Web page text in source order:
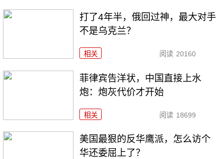
打了4年半，俄回过神，最大对手
不是乌克兰？
相关 阅读 20160
菲律宾告洋状，中国直接上水
炮：炮灰代价才开始
相关 阅读 18699
美国最狠的反华鹰派，怎么访个
华还委屈上了？